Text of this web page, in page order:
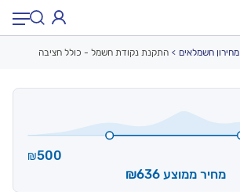
₪500
מחיר ממוצע ₪636
מחירון חשמלאים התקנת נקודת חשמל - כולל חציבה